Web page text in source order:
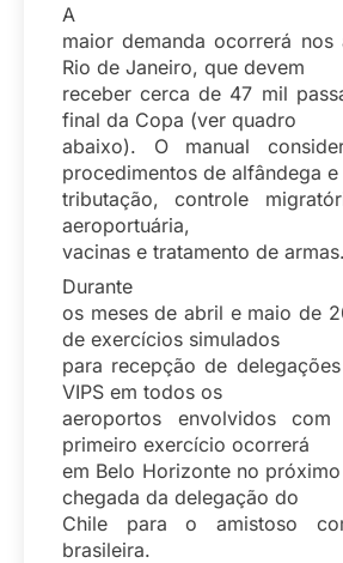
A
maior demanda ocorrerá nos
Rio de Janeiro, que devem
receber cerca de 47 mil
final da Copa (ver quadro
abaixo). O manual
procedimentos de alfândega e
tributação, controle
aeroportuária,
vacinas e tratamento de armas.
Durante
os meses de abril e maio de
de exercícios simulados
para recepção de
VIPS em todos os
aeroportos envolvidos
primeiro exercício ocorrerá
em Belo Horizonte no
chegada da delegação do
Chile para o amistoso
brasileira.